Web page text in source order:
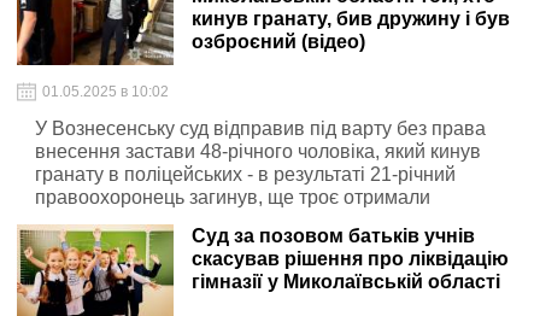
кинув гранату, бив дружину і був
озброєний (відео)
01.05.2025 в 10:02
У Вознесенську суд відправив під варту без права
внесення застави 48-річного чоловіка, який кинув
гранату в поліцейських - в результаті 21-річний
правоохоронець загинув, ще троє отримали
поранення.
Суд за позовом батьків учнів
скасував рішення про ліквідацію
гімназії у Миколаївській області